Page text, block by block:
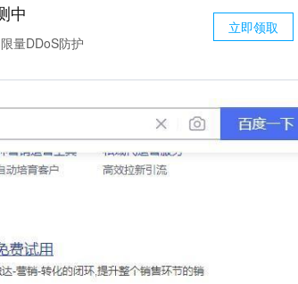
中
量DDoS防护
立即领取